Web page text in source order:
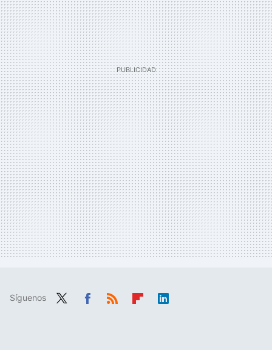
Síguenos